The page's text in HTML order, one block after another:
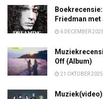
Friedman
6 DECEMBER 2025
Off (Album)
21 OKTOBER 2025